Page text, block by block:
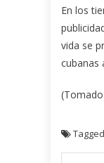
En los
vida se
cubanas
Tagged